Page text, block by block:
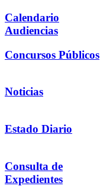
Calendario
Audiencias
Concursos Públicos
Noticias
Estado Diario
Consulta de
Expedientes